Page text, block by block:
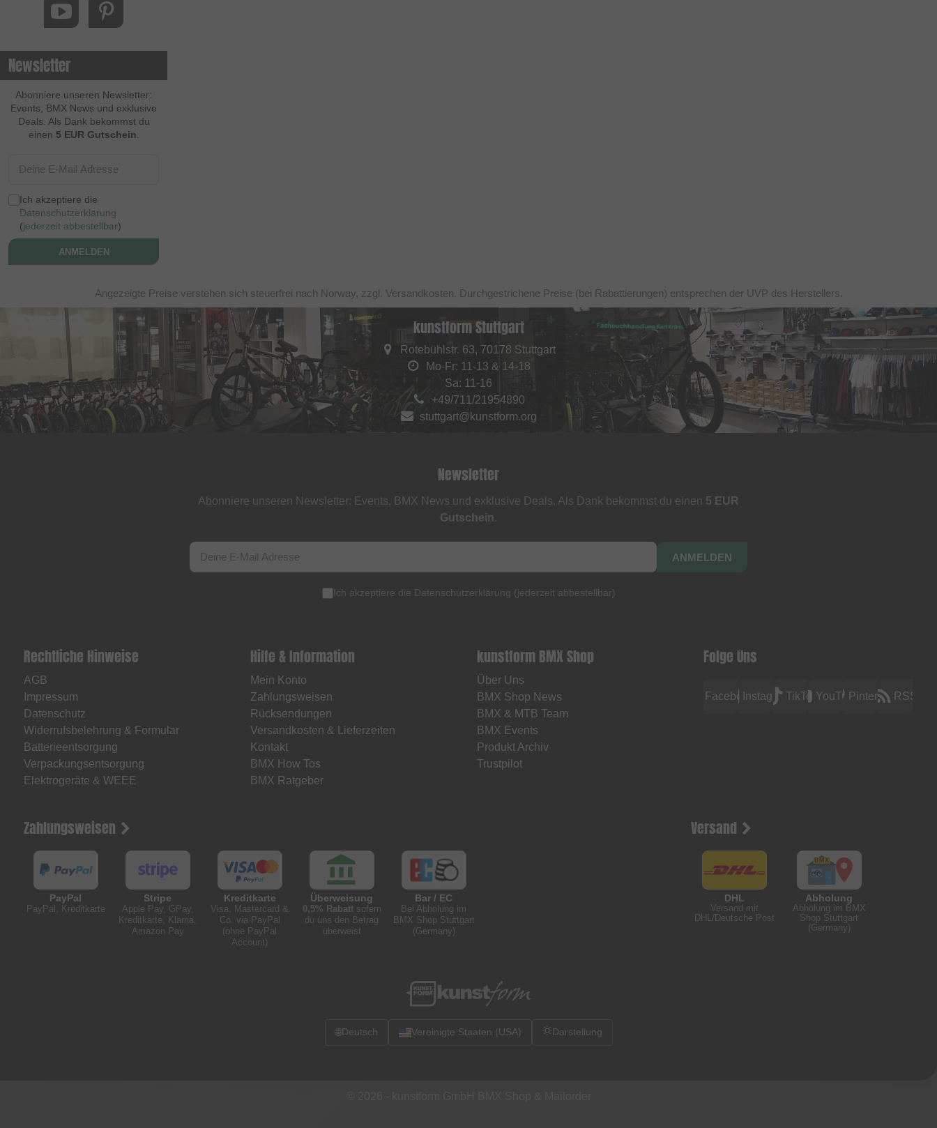
Newsletter
Abonniere unseren Newsletter:
Events, BMX News und exklusive
Deals. Als Dank bekommst du
einen 5 EUR Gutschein
Ich akzeptiere die
Datenschutzerklärung
(jederzeit abbestellbar)
ANMELDEN
Angezeigte Preise verstehen sich steuerfrei nach Norway, zzgl. Versandkosten. Durchgestrichene Preise (bei Rabattierungen) entsprechen der UVP des Herstellers.
kunstform Stuttgart
Rotebühlstr. 63, 70178 Stuttgart
Mo-Fr: 11-13 & 14-18
Sa: 11-16
+49/711/21954890
stuttgart@kunstform.org
Newsletter
Abonniere unseren Newsletter: Events, BMX News und exklusive Deals. Als Dank bekommst du einen 5 EUR
Gutschein.
ANMELDEN
Ich akzeptiere die Datenschutzerklärung (jederzeit abbestellbar)
Rechtliche Hinweise
AGB
Impressum
Datenschutz
Widerrufsbelehrung & Formular
Batterieentsorgung
Verpackungsentsorgung
Elektrogeräte & WEEE
Hilfe & Information
Mein Konto
Zahlungsweisen
Rücksendungen
Versandkosten & Lieferzeiten
Kontakt
BMX How Tos
BMX Ratgeber
kunstform BMX Shop
Über Uns
BMX Shop News
BMX & MTB Team
BMX Events
Produkt Archiv
Trustpilot
Folge Uns
FacebookInstagramTikTokYouTubePinterest RSS
Zahlungsweisen
PayPal
PayPal, Kreditkarte
Stripe
Apple Pay, GPay,
Kreditkarte, Klarna,
Amazon Pay
Kreditkarte
Visa, Mastercard &
Co. via PayPal
(ohne PayPal
Account)
Überweisung
0,5% Rabattsofern
du uns den Betrag
überweist
Bar / EC
Bei Abholung im
BMX Shop Stuttgart
(Germany)
Versand
DHL
Versand mit
DHL/Deutsche Post
Abholung
Abholung im BMX
Shop Stuttgart
(Germany)
🌐Deutsch Vereinigte Staaten (USA) Darstellung